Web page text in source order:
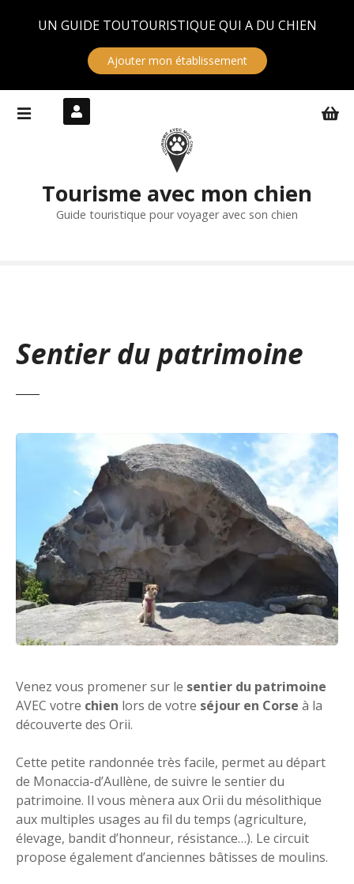
UN GUIDE TOUTOURISTIQUE QUI A DU CHIEN
Ajouter mon établissement
Tourisme avec mon chien
Guide touristique pour voyager avec son chien
Sentier du patrimoine
Venez vous promener sur le sentier du patrimoine
AVEC votre chien lors de votre séjour en Corse à la
découverte des Orii.
Cette petite randonnée très facile, permet au départ
de Monaccia-d’Aullène, de suivre le sentier du
patrimoine. Il vous mènera aux Orii du mésolithique
aux multiples usages au fil du temps (agriculture,
élevage, bandit d’honneur, résistance…). Le circuit
propose également d’anciennes bâtisses de moulins.